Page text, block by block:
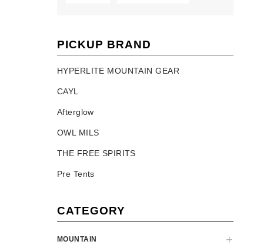
PICKUP BRAND
HYPERLITE MOUNTAIN GEAR
CAYL
Afterglow
OWL MILS
THE FREE SPIRITS
Pre Tents
CATEGORY
MOUNTAIN